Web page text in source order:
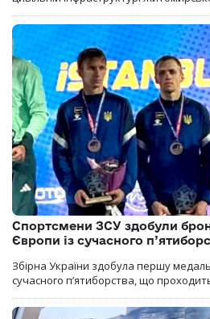
Спортсмени ЗСУ здобули
Європи із сучасного
Збірна України здобула першу
сучасного п’ятиборства, що